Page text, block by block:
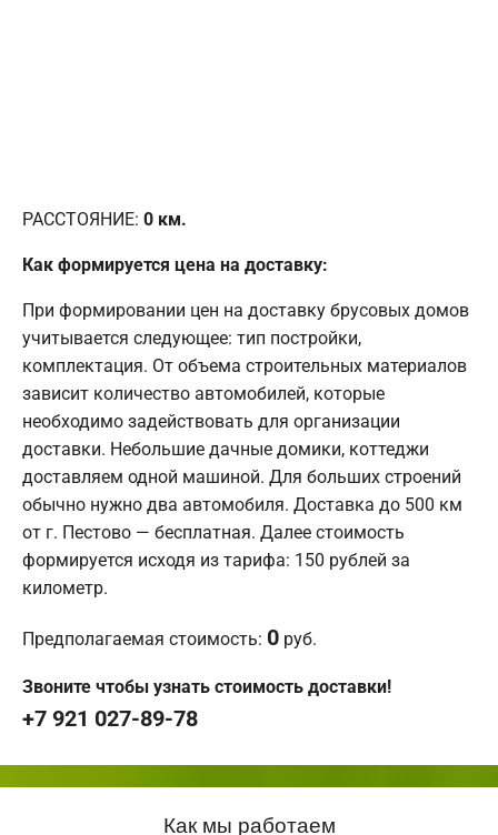
РАССТОЯНИЕ: 0 км.
Как формируется цена на доставку:
При формировании цен на доставку брусовых домов
учитывается следующее: тип постройки,
комплектация. От объема строительных материалов
зависит количество автомобилей, которые
необходимо задействовать для организации
доставки. Небольшие дачные домики, коттеджи
доставляем одной машиной. Для больших строений
обычно нужно два автомобиля. Доставка до 500 км
от г. Пестово — бесплатная. Далее стоимость
формируется исходя из тарифа: 150 рублей за
километр.
Предполагаемая стоимость: 0 руб.
Звоните чтобы узнать стоимость доставки!
+7 921 027-89-78
Как мы работаем